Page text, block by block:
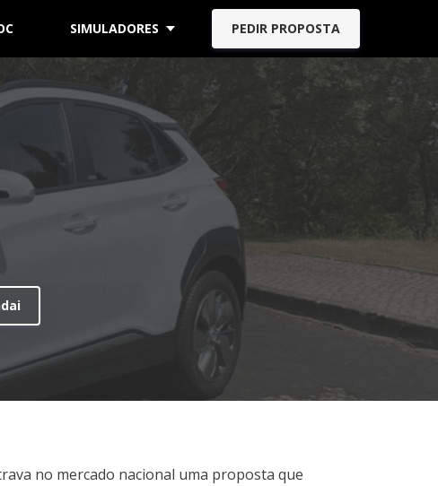
SIMULADORES PEDIR PROPOSTA
no mercado nacional uma proposta que